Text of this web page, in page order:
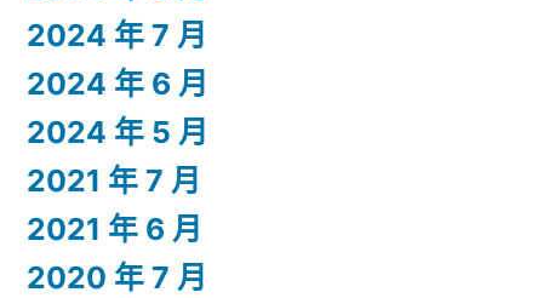
2024 年 7 月
2024 年 6 月
2024 年 5 月
2021 年 7 月
2021 年 6 月
2020 年 7 月